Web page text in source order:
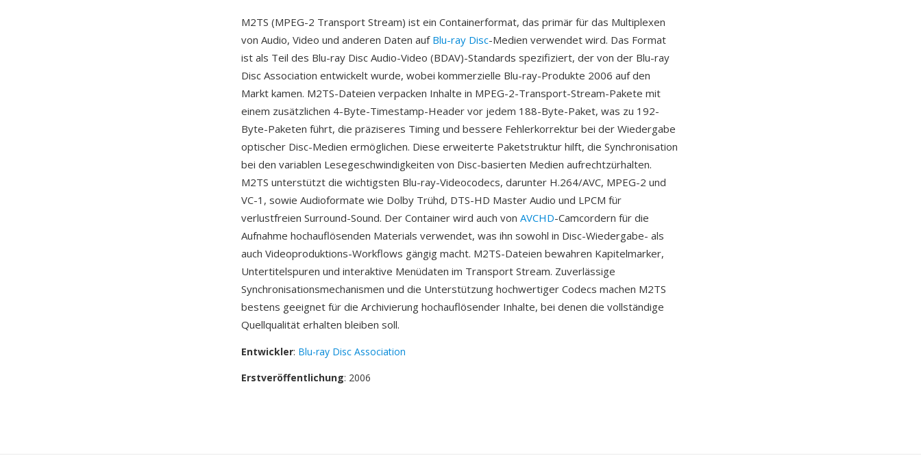
M2TS (MPEG-2 Transport Stream) ist ein Containerformat, das primär für das Multiplexen
von Audio, Video und anderen Daten auf Blu-ray Disc-Medien verwendet wird. Das Format
ist als Teil des Blu-ray Disc Audio-Video (BDAV)-Standards spezifiziert, der von der Blu-ray
Disc Association entwickelt wurde, wobei kommerzielle Blu-ray-Produkte 2006 auf den
Markt kamen. M2TS-Dateien verpacken Inhalte in MPEG-2-Transport-Stream-Pakete mit
einem zusätzlichen 4-Byte-Timestamp-Header vor jedem 188-Byte-Paket, was zu 192-
Byte-Paketen führt, die präziseres Timing und bessere Fehlerkorrektur bei der Wiedergabe
optischer Disc-Medien ermöglichen. Diese erweiterte Paketstruktur hilft, die Synchronisation
bei den variablen Lesegeschwindigkeiten von Disc-basierten Medien aufrechtzürhalten.
M2TS unterstützt die wichtigsten Blu-ray-Videocodecs, darunter H.264/AVC, MPEG-2 und
VC-1, sowie Audioformate wie Dolby Trühd, DTS-HD Master Audio und LPCM für
verlustfreien Surround-Sound. Der Container wird auch von AVCHD-Camcordern für die
Aufnahme hochauflösenden Materials verwendet, was ihn sowohl in Disc-Wiedergabe- als
auch Videoproduktions-Workflows gängig macht. M2TS-Dateien bewahren Kapitelmarker,
Untertitelspuren und interaktive Menüdaten im Transport Stream. Zuverlässige
Synchronisationsmechanismen und die Unterstützung hochwertiger Codecs machen M2TS
bestens geeignet für die Archivierung hochauflösender Inhalte, bei denen die vollständige
Quellqualität erhalten bleiben soll.
Entwickler: Blu-ray Disc Association
Erstveröffentlichung: 2006